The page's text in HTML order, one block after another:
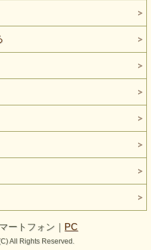
ートフォン｜ PC
All Rights Reserved.